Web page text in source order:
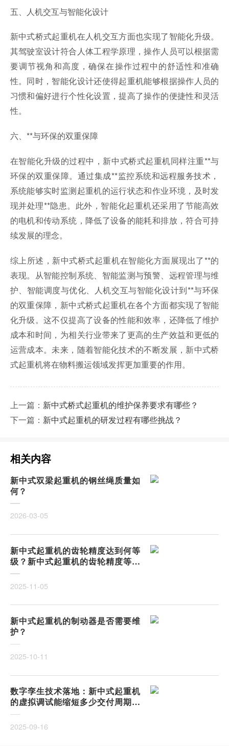
五、人机交互与智能化设计
新中式桥式起重机在人机交互方面也实现了智能化升级。
其驾驶室设计符合人体工程学原理，操作人员可以根据需
要调节视角和高度，确保在操作过程中的舒适性和准确
性。同时，智能化设计还使得起重机能够根据操作人员的
习惯和偏好进行个性化设置，提高了操作的便捷性和灵活
性。
六、**与环保的双重保障
在智能化升级的过程中，新中式桥式起重机同样注重**与
环保的双重保障。通过集成**监控系统和远程服务技术，
系统能够实时监测起重机的运行状态和作业环境，及时发
现并处理**隐患。此外，智能化起重机还采用了节能高效
的电机和传动系统，降低了设备的能耗和排放，符合可持
续发展的理念。
综上所述，新中式桥式起重机在智能化方面展现出了**的
表现。从智能控制系统、智能监测与预警、远程管理与维
护、智能调度与优化、人机交互与智能化设计到**与环保
的双重保障，新中式桥式起重机在各个方面都实现了智能
化升级。这不仅提高了设备的性能和效率，还降低了维护
成本和时间，为相关行业带来了更高的生产效益和更低的
运营成本。未来，随着智能化技术的不断发展，新中式桥
式起重机将在物料搬运领域发挥更加重要的作用。
上一篇： 新中式桥式起重机的维护保养要求有哪些？
下一篇： 新中式起重机的研发过程有哪些挑战？
相关内容
新中式双梁起重机的钢丝绳质量如
何？
2026-03-05
新中式起重机的齿轮精度达到何等
级？新中式起重机的齿轮精度等级
解析
2025-11-05
新中式起重机的制动器是否需要维
护？
2025-10-11
数字孪生技术落地：新中式起重机
的虚拟调试能缩短多少交付周期？
从物理样机到数字镜像，调试成本
能否降低50%以上？
2025-09-16